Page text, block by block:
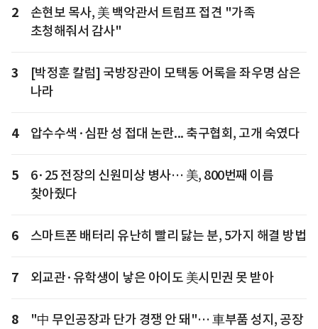
2
손현보 목사, 美 백악관서 트럼프 접견 "가족
초청해줘서 감사"
3
[박정훈 칼럼] 국방장관이 모택동 어록을 좌우명 삼은
나라
4 압수수색·심판 성 접대 논란... 축구협회, 고개 숙였다
5
6·25 전장의 신원미상 병사… 美, 800번째 이름
찾아줬다
6 스마트폰 배터리 유난히 빨리 닳는 분, 5가지 해결 방법
7 외교관·유학생이 낳은 아이도 美시민권 못 받아
8
"中 무인공장과 단가 경쟁 안 돼"… 車부품 성지, 공장